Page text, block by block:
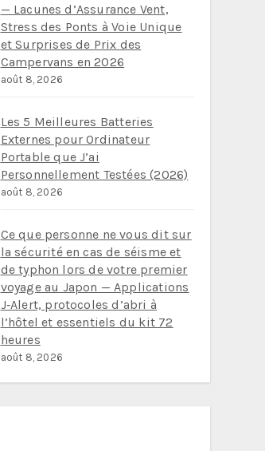
— Lacunes d’Assurance Vent,
Stress des Ponts à Voie Unique
et Surprises de Prix des
Campervans en 2026
août 8, 2026
Les 5 Meilleures Batteries
Externes pour Ordinateur
Portable que J’ai
Personnellement Testées (2026)
août 8, 2026
Ce que personne ne vous dit sur
la sécurité en cas de séisme et
de typhon lors de votre premier
voyage au Japon — Applications
J‑Alert, protocoles d’abri à
l’hôtel et essentiels du kit 72
heures
août 8, 2026